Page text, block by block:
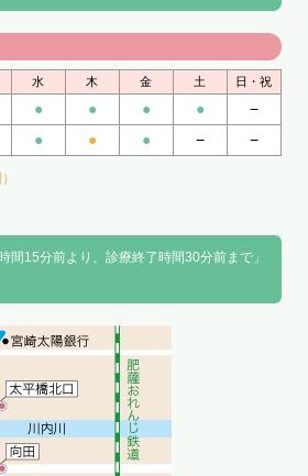
水 木 金 土 日・祝
● ● ● ● −
● ● ● − −
間15分前より、診療終了時間30分前まで」